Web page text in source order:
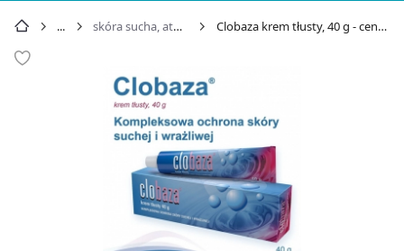
skóra sucha, atopowa Clobaza krem tłusty, 40 g - cena 20,99 zł